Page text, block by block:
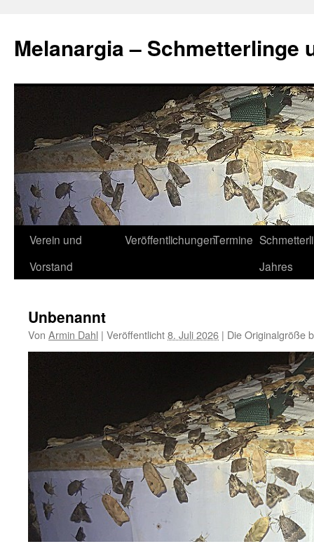
springen
Melanargia – Schmetterlinge
Verein und
Vorstand
VeröffentlichungenTermine
Jahres
Unbenannt
Von Armin Dahl | Veröffentlicht8. Juli 2026 | Die Originalgröße